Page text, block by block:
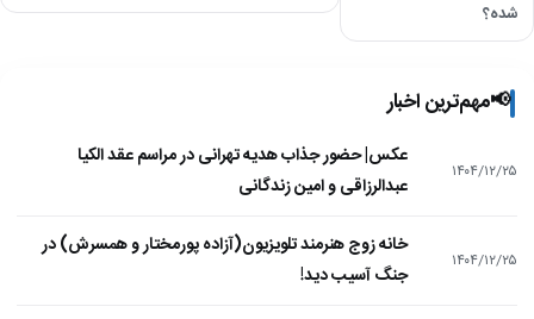
شده؟
📢مهم‌ترین اخبار
۱۴۰۴/۱۲/۲۵
عکس| حضور جذاب هدیه تهرانی در مراسم عقد الکیا
عبدالرزاقی و امین زندگانی
۱۴۰۴/۱۲/۲۵
خانه زوج هنرمند تلویزیون(آزاده پورمختار و همسرش) در
جنگ آسیب دید!